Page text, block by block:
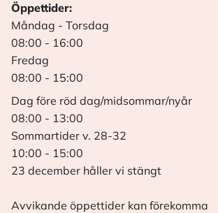
Öppettider:
Måndag - Torsdag
08:00 - 16:00
Fredag
08:00 - 15:00
Dag före röd dag/midsommar/nyår
08:00 - 13:00
Sommartider v. 28-32
10:00 - 15:00
23 december håller vi stängt
Avvikande öppettider kan förekomma